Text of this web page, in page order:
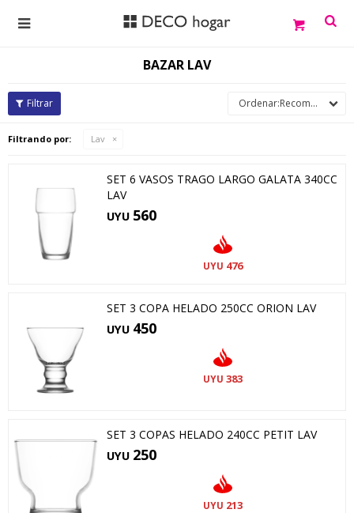

BAZAR LAV
Recomendados
Filtrando por: Lav
SET 6 VASOS TRAGO LARGO GALATA 340CC
LAV
UYU 560
UYU 476
SET 3 COPA HELADO 250CC ORION LAV
UYU 450
UYU 383
SET 3 COPAS HELADO 240CC PETIT LAV
UYU 250
UYU 213